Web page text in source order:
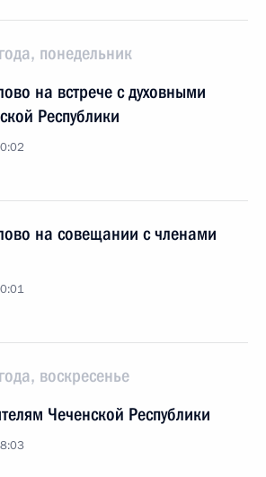
понедельник
на встрече с духовными
Республики
на совещании с членами
воскресенье
Чеченской Республики